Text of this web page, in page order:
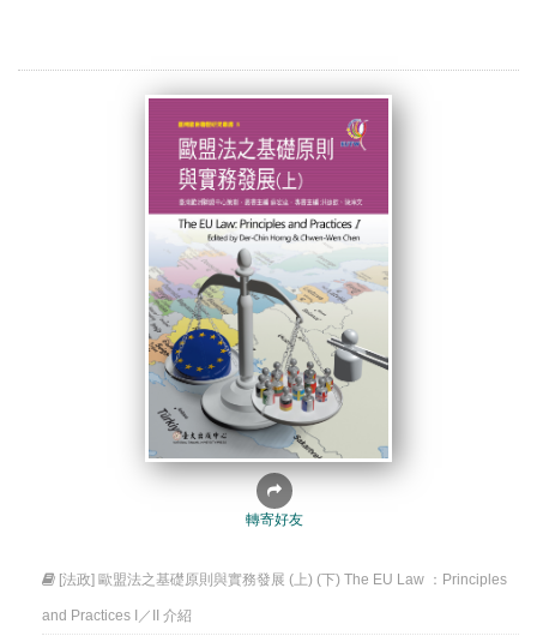
轉寄好友
[法政] 歐盟法之基礎原則與實務發展 (上) (下) The EU Law ：Principles
and Practices I／II 介紹